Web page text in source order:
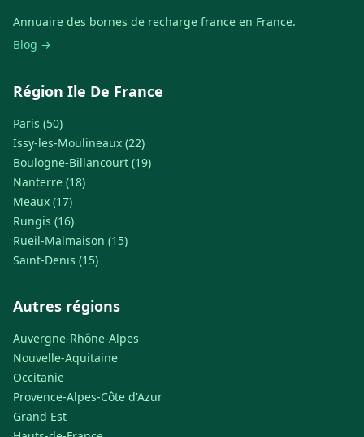
Annuaire des bornes de recharge france en France.
Blog →
Région Ile De France
Paris (50)
Issy-les-Moulineaux (22)
Boulogne-Billancourt (19)
Nanterre (18)
Meaux (17)
Rungis (16)
Rueil-Malmaison (15)
Saint-Denis (15)
Autres régions
Auvergne-Rhône-Alpes
Nouvelle-Aquitaine
Occitanie
Provence-Alpes-Côte d'Azur
Grand Est